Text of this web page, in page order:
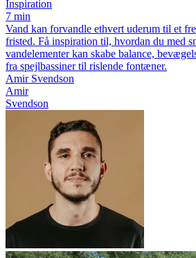
Inspiration
7 min
Vand kan forvandle ethvert uderum til et
fristed. Få inspiration til, hvordan du med
vandelementer kan skabe balance,
fra spejlbassiner til rislende fontæner.
Amir Svendson
Amir
Svendson